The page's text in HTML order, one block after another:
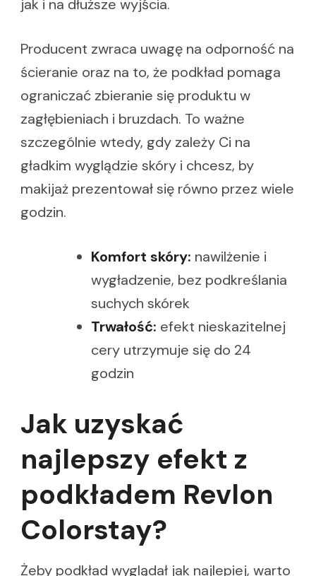
jak i na dłuższe wyjścia.
Producent zwraca uwagę na odporność na
ścieranie oraz na to, że podkład pomaga
ograniczać zbieranie się produktu w
zagłębieniach i bruzdach. To ważne
szczególnie wtedy, gdy zależy Ci na
gładkim wyglądzie skóry i chcesz, by
makijaż prezentował się równo przez wiele
godzin.
Komfort skóry: nawilżenie i
wygładzenie, bez podkreślania
suchych skórek
Trwałość: efekt nieskazitelnej
cery utrzymuje się do 24
godzin
Jak uzyskać
najlepszy efekt z
podkładem Revlon
Colorstay?
Żeby podkład wyglądał jak najlepiej, warto